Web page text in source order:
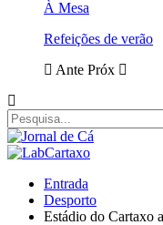
À Mesa
Refeições de verão
Ante Próx
Entrada
Desporto
Estádio do Cartaxo